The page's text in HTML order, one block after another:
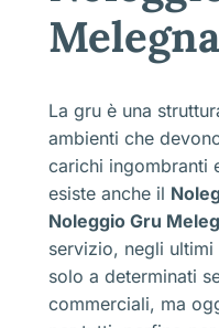
La gru è una
ambienti che
carichi ingombranti
esiste anche il
Noleggio Gru
servizio, negli
solo a determinati
commerciali, ma